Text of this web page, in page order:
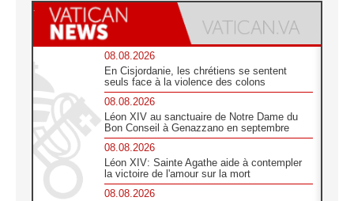
08.08.2026
En Cisjordanie, les chrétiens se sentent
seuls face à la violence des colons
08.08.2026
Léon XIV au sanctuaire de Notre Dame du
Bon Conseil à Genazzano en septembre
08.08.2026
Léon XIV: Sainte Agathe aide à contempler
la victoire de l'amour sur la mort
08.08.2026